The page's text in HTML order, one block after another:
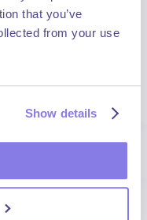
that you’ve
from your use
Show details